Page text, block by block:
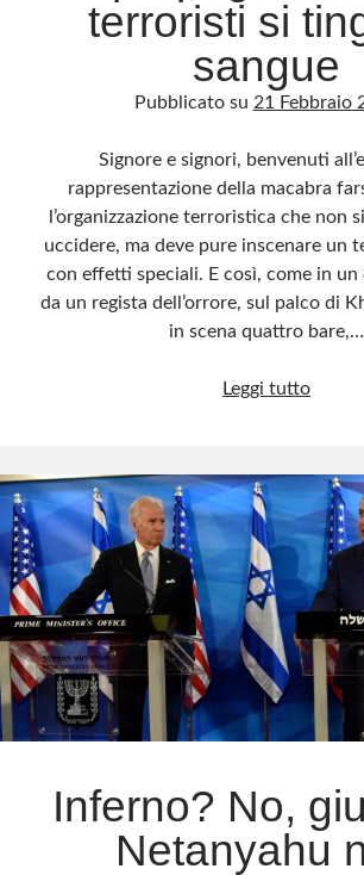
terroristi si
sangue
Pubblicato su 21 Febbraio
Signore e signori, benvenuti
rappresentazione della macabra
l’organizzazione terroristica che non
uccidere, ma deve pure inscenare un
con effetti speciali. E così, come in
da un regista dell’orrore, sul palco di
in scena quattro bare,…
Leggi tuttoHamas:
dei
si
tinge
di
Inferno? No,
Netanyahu